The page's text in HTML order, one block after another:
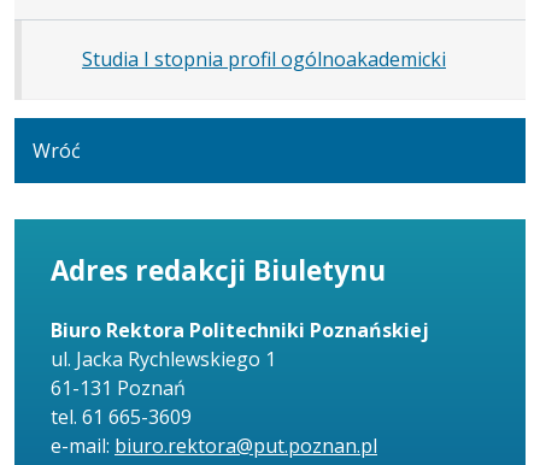
Studia I stopnia profil ogólnoakademicki
Wróć
Adres redakcji Biuletynu
Biuro Rektora Politechniki Poznańskiej
ul. Jacka Rychlewskiego 1
61-131 Poznań
tel. 61 665-3609
e-mail: biuro.rektora@put.poznan.pl